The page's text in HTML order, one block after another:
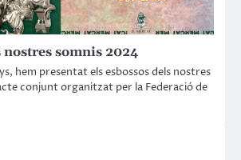
nostres somnis 2024
hem presentat els esbossos dels nostres
conjunt organitzat per la Federació de